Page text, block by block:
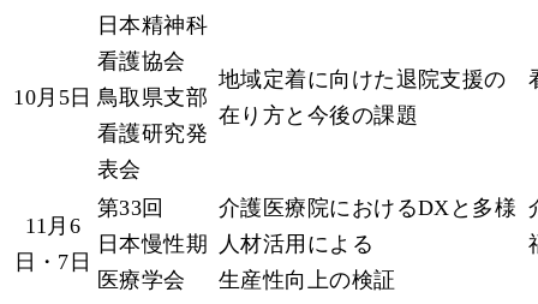
10月5日
日本精神科
看護協会
鳥取県支部
看護研究発
表会
地域定着に向けた退院支援の
在り方と今後の課題
11月6
日・7日
第33回
日本慢性期
医療学会
介護医療院におけるDXと多様
人材活用による
生産性向上の検証